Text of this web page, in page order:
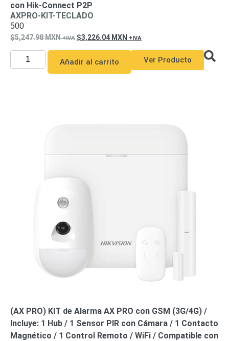
con Hik-Connect P2P
AXPRO-KIT-TECLADO
500
5,247.98MXN 3,226.04 MXN
Añadir al carrito Ver Producto
(AX PRO) KIT de Alarma AX PRO con GSM (3G/4G) /
Incluye: 1 Hub / 1 Sensor PIR con Cámara / 1 Contacto
Magnético / 1 Control Remoto / WiFi / Compatible con